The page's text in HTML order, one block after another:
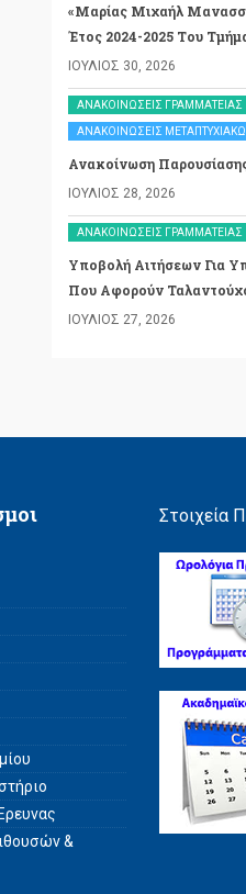
«Μαρίας Μιχαήλ
Έτος 2024-2025 Του
ΙΟΎΛΙΟΣ 30, 2026
ΑΝΑΚΟΙΝΏΣΕΙΣ ΓΡΑΜΜΑΤΕΊΑΣ
ΑΝΑΚΟΙΝΏΣΕΙΣ
Ανακοίνωση
ΙΟΎΛΙΟΣ 28, 2026
ΑΝΑΚΟΙΝΏΣΕΙΣ ΓΡΑΜΜΑΤΕΊΑΣ
Υποβολή Αιτήσεων Για
Που Αφορούν
ΙΟΎΛΙΟΣ 27, 2026
&
Στοιχεία